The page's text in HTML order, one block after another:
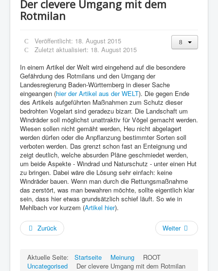
Der clevere Umgang mit dem
Rotmilan
Veröffentlicht: 18. August 2015
Zuletzt aktualisiert: 18. August 2015
In einem Artikel der Welt wird eingehend auf die besondere
Gefährdung des Rotmilans und den Umgang der
Landesregierung Baden-Württemberg in dieser Sache
eingeangen (hier der Artikel aus der WELT). Die gegen Ende
des Artikels aufgeführten Maßnahmen zum Schutz dieser
bedrohten Vogelart sind geradezu bizarr. Die Landschaft um
Windräder soll möglichst unattraktiv für Vögel gemacht werden.
Wiesen sollen nicht gemäht werden, Heu nicht abgelagert
werden dürfen oder die Anpflanzung bestimmter Sorten soll
verboten werden. Das grenzt schon fast an Enteignung und
zeigt deutlich, welche absurden Pläne geschmiedet werden,
um beide Aspekte - Windrad und Naturschutz - unter einen Hut
zu bringen. Dabei wäre die Lösung sehr einfach: keine
Windräder bauen. Wenn man durch die Rettungsmaßnahme
das zerstört, was man bewahren möchte, sollte eigentlich klar
sein, dass hier etwas grundsätzlich schief läuft. So wie in
Mehlbach vor kurzem (Artikel hier).
Zurück Weiter
Aktuelle Seite: Startseite Meinung
ROOT
Uncategorised
Der clevere Umgang mit dem Rotmilan